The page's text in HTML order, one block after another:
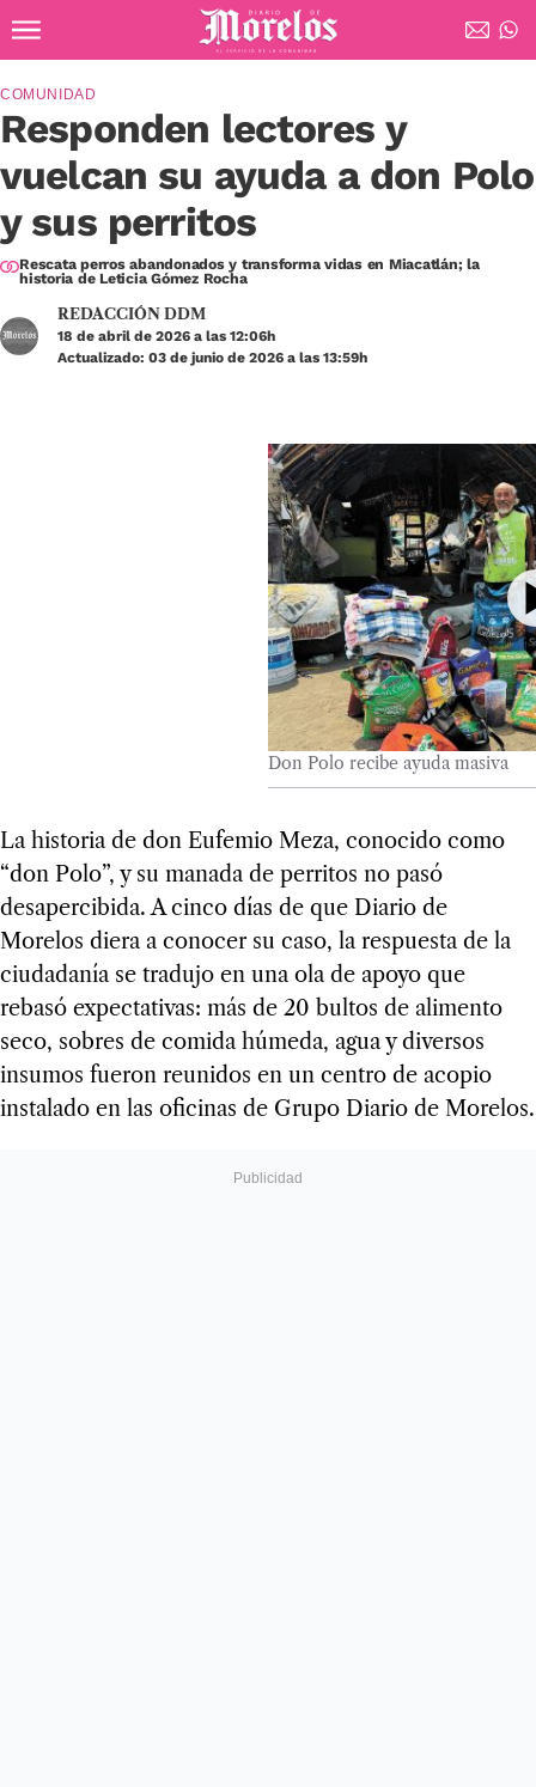
Diario de Morelos
Responden lectores y
vuelcan su ayuda a don Polo
y sus perritos
COMUNIDAD
Rescata perros abandonados y transforma vidas en Miacatlán; la
historia de Leticia Gómez Rocha
REDACCIÓN DDM
18 de abril de 2026 a las 12:06h
Actualizado: 03 de junio de 2026 a las 13:59h
Don Polo recibe ayuda masiva
La historia de don Eufemio Meza, conocido como
“don Polo”, y su manada de perritos no pasó
desapercibida. A cinco días de que Diario de
Morelos diera a conocer su caso, la respuesta de la
ciudadanía se tradujo en una ola de apoyo que
rebasó expectativas: más de 20 bultos de alimento
seco, sobres de comida húmeda, agua y diversos
insumos fueron reunidos en un centro de acopio
instalado en las oficinas de Grupo Diario de Morelos.